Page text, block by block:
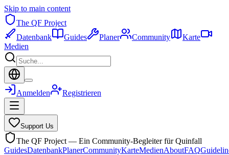
Skip to main content
The QF Project
Datenbank
Guides Planer Community
Karte
Medien
Anmelden Registrieren
Support Us
The QF Project — Ein Community-Begleiter für Quinfall
GuidesDatenbankPlanerCommunityKarteMedienAboutFAQ